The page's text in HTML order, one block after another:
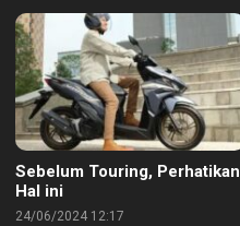
Sebelum Touring, Perhatikan
Hal ini
24/06/2024 12:17